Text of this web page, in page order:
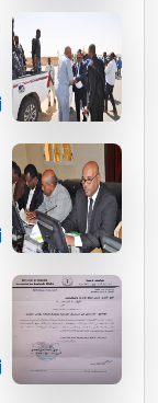
في
للموا...
منذ
منذ
البكري
منذ